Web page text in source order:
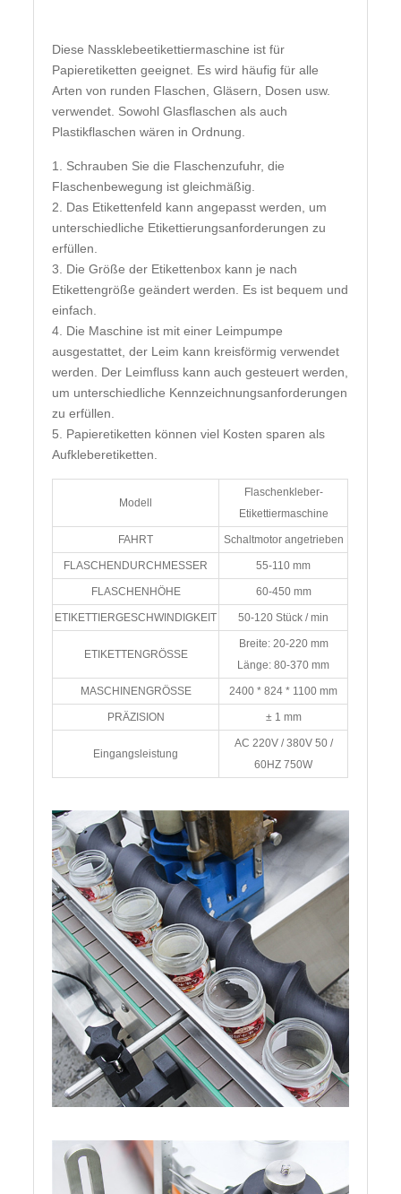
Diese Nassklebeetikettiermaschine ist für
Papieretiketten geeignet. Es wird häufig für alle
Arten von runden Flaschen, Gläsern, Dosen usw.
verwendet. Sowohl Glasflaschen als auch
Plastikflaschen wären in Ordnung.
1. Schrauben Sie die Flaschenzufuhr, die
Flaschenbewegung ist gleichmäßig.
2. Das Etikettenfeld kann angepasst werden, um
unterschiedliche Etikettierungsanforderungen zu
erfüllen.
3. Die Größe der Etikettenbox kann je nach
Etikettengröße geändert werden. Es ist bequem und
einfach.
4. Die Maschine ist mit einer Leimpumpe
ausgestattet, der Leim kann kreisförmig verwendet
werden. Der Leimfluss kann auch gesteuert werden,
um unterschiedliche Kennzeichnungsanforderungen
zu erfüllen.
5. Papieretiketten können viel Kosten sparen als
Aufkleberetiketten.
Modell
Flaschenkleber-
Etikettiermaschine
FAHRT Schaltmotor angetrieben
FLASCHENDURCHMESSER 55-110 mm
FLASCHENHÖHE 60-450 mm
ETIKETTIERGESCHWINDIGKEIT 50-120 Stück / min
ETIKETTENGRÖSSE
Breite: 20-220 mm
Länge: 80-370 mm
MASCHINENGRÖSSE 2400 * 824 * 1100 mm
PRÄZISION ± 1 mm
Eingangsleistung
AC 220V / 380V 50 /
60HZ 750W